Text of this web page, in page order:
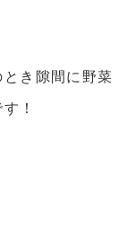
き隙間に野菜
！